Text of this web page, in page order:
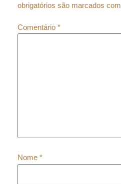
obrigatórios são marcados com
Comentário *
Nome *